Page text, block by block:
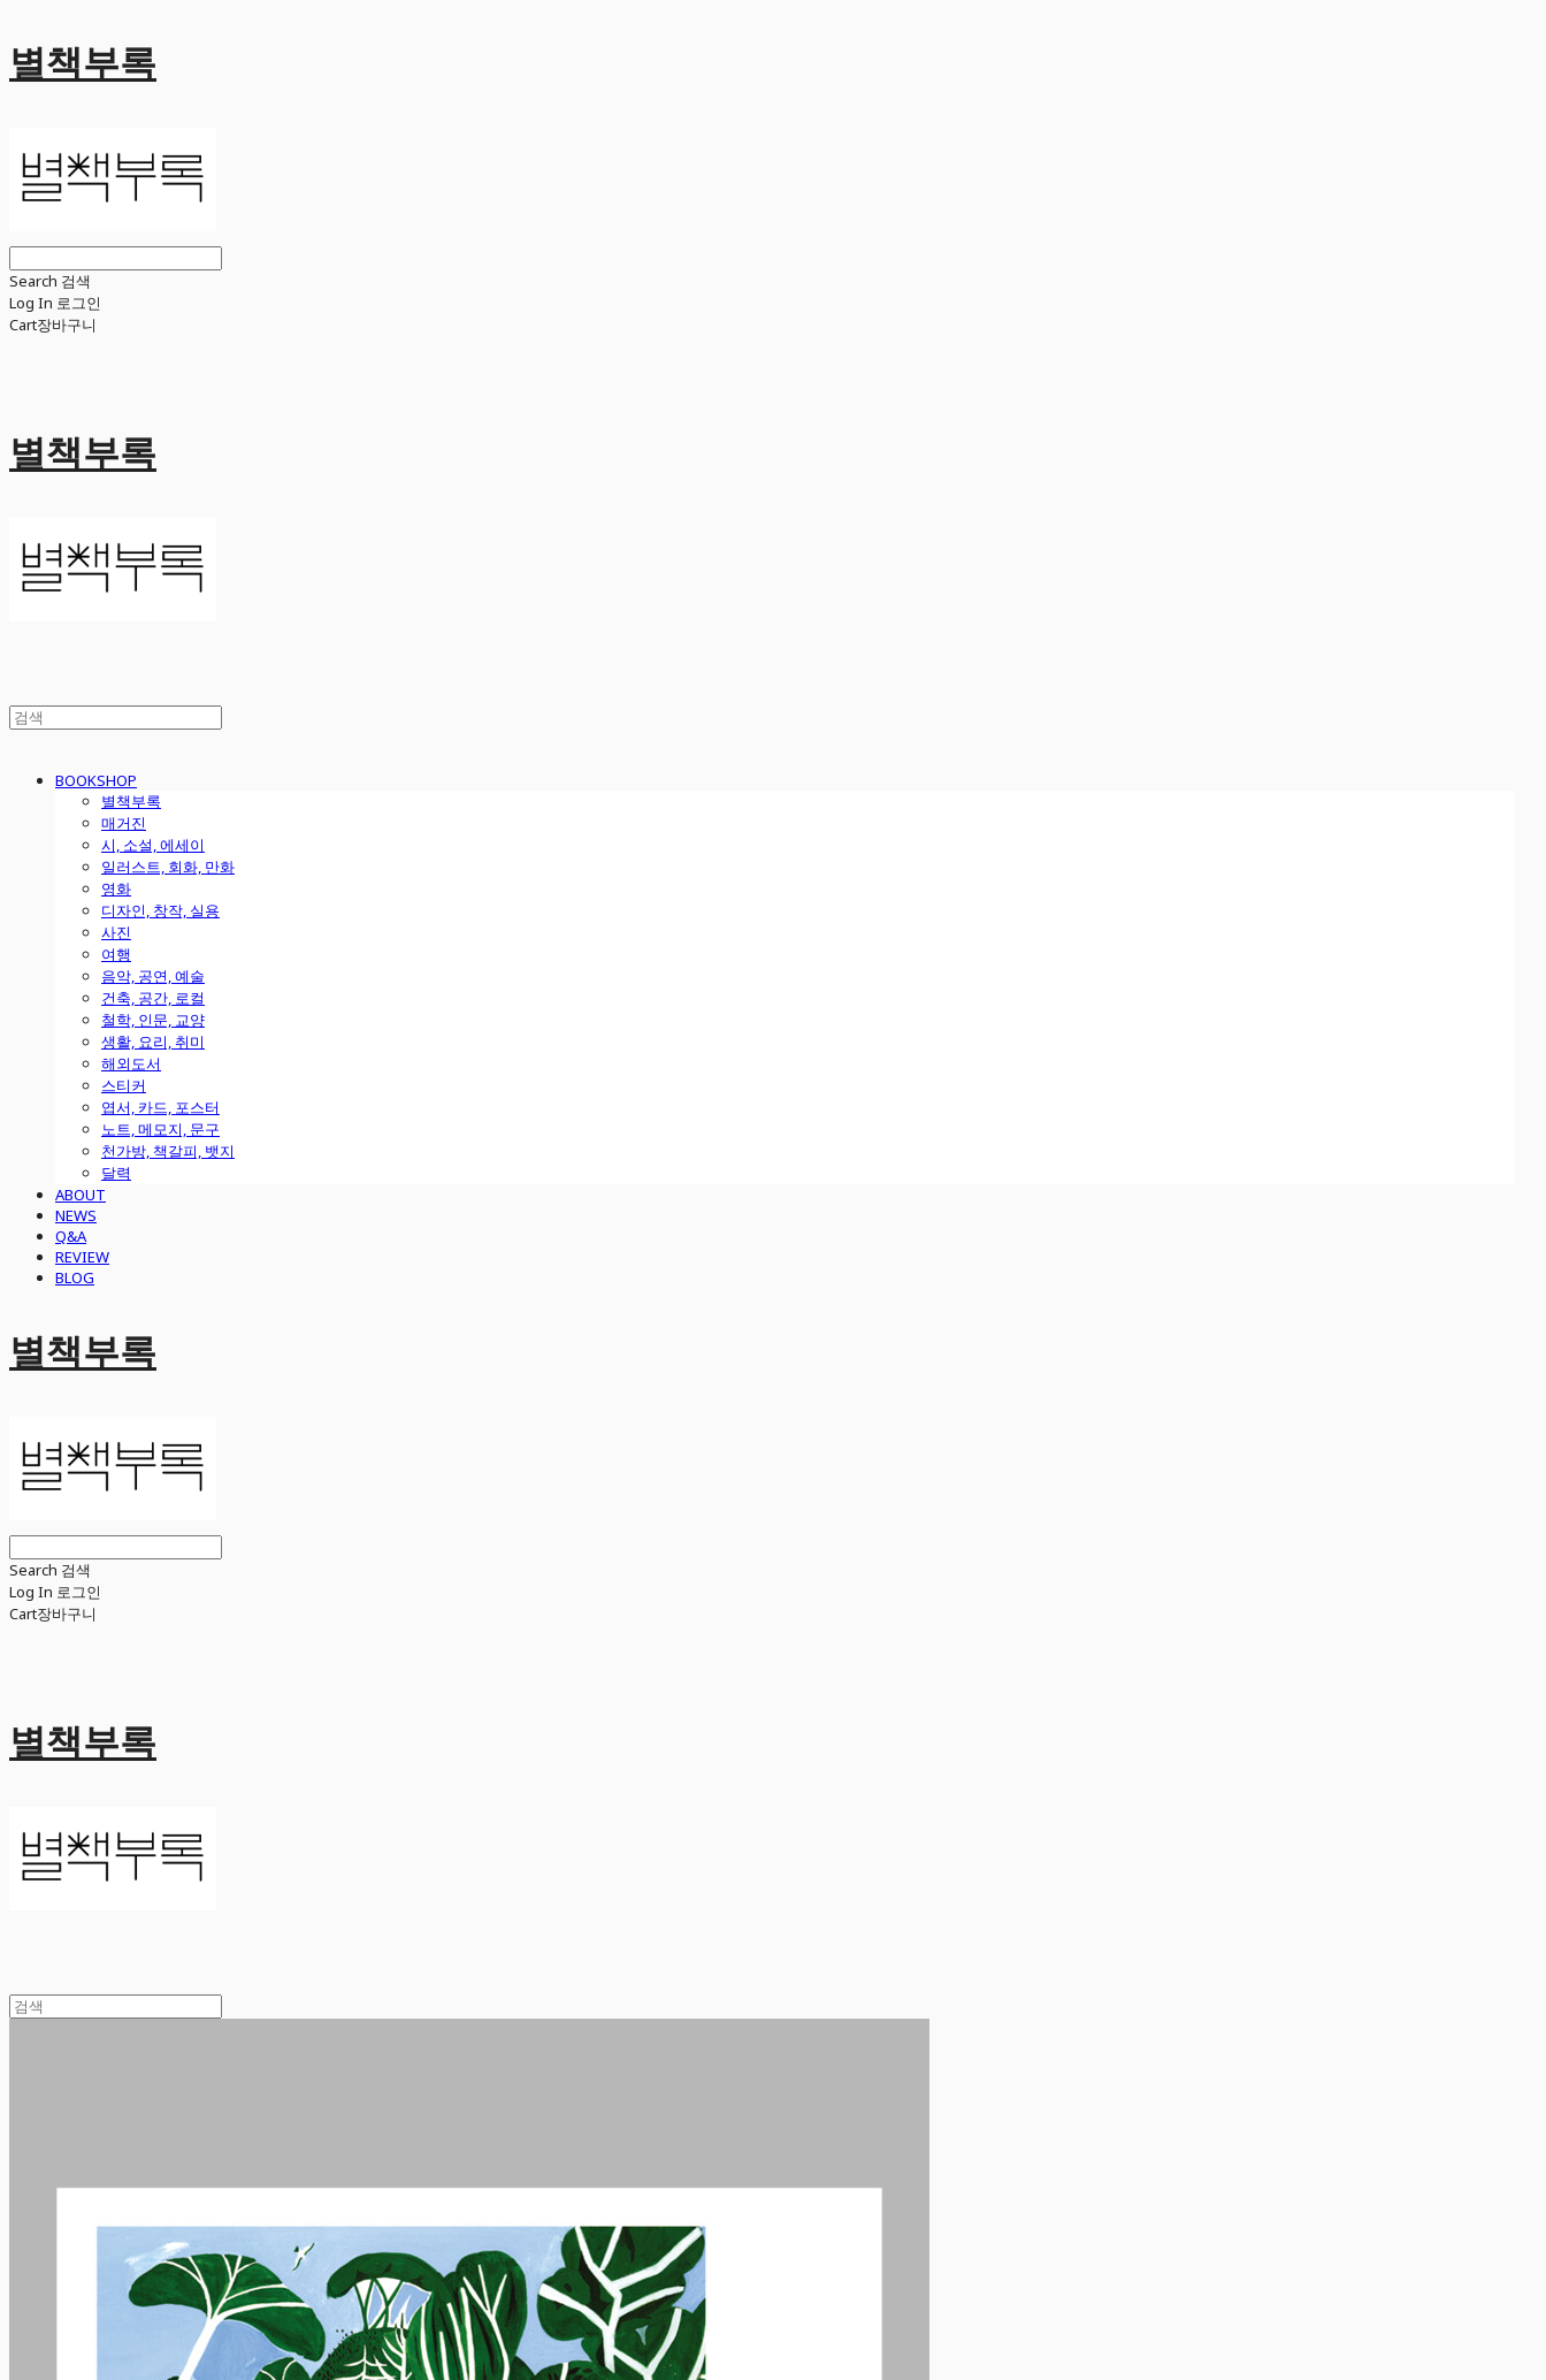
별책부록
Search 검색
Log In 로그인
Cart장바구니
별책부록
BOOKSHOP
별책부록
매거진
시, 소설, 에세이
일러스트, 회화, 만화
영화
디자인, 창작, 실용
사진
여행
음악, 공연, 예술
건축, 공간, 로컬
철학, 인문, 교양
생활, 요리, 취미
해외도서
스티커
엽서, 카드, 포스터
노트, 메모지, 문구
천가방, 책갈피, 뱃지
달력
ABOUT
NEWS
Q&A
REVIEW
BLOG
별책부록
Search 검색
Log In 로그인
Cart장바구니
별책부록